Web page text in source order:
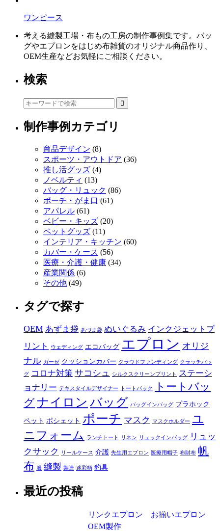
ワンピース
考える縫製工場・布もの工房の制作事例集です。バッ
グやエプロンをはじめ布雑貨のオリジナル商品作り、
OEM生産などお気軽にご相談ください。
検索
制作事例カテゴリ
商品デザイン (8)
スポーツ・アウトドア (36)
推し活グッズ (4)
ノベルティ (13)
バッグ・リュック (86)
ポーチ・がま口 (61)
アパレル (61)
ベビー・キッズ (20)
ペットグッズ (11)
インテリア・キッチン (60)
カバー・ケース (56)
医療・介護・健康 (34)
産業関係 (6)
その他 (49)
タグで探す
OEM あずま袋 あづま袋 ぬいぐるみ インクジェットプ
リント
ウェディング エコバッグ エプロン オリジ
ナル ガーゼ クッションカバー クラウドファンディング クラッチバッ
グ コロナ対策 サコシュ シルクスクリーンプリント
ステーシ
ョナリー テキスタイルデザイナー トートバック
トートバッ
グナイロン バッグ バッグインバッグ プラホック
ペット ポシェット ポーチ マスク マスクホルダー ユ
ニフォーム
ランチトート リネン リュックインバッグ
リュッ
クサック
リールケース 介護 先生用エプロン 医療用帽子 布財布 帆
布 服 縫製 製造 迷彩柄 釣具
最近の投稿
リンクエプロン お揃いエプロン
OEM製作